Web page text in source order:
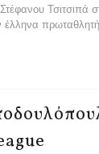
Τσιτσιπά
έλληνα